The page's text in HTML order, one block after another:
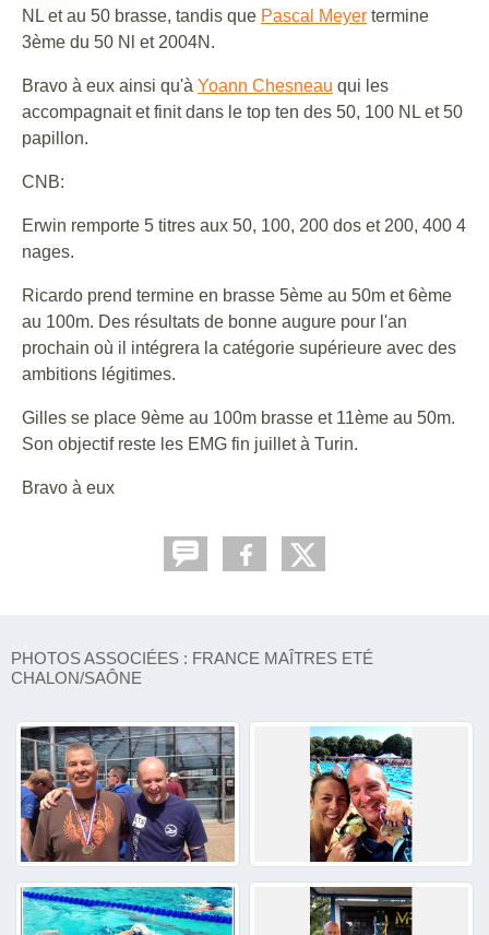
NL et au 50 brasse, tandis que Pascal Meyer termine
3ème du 50 Nl et 2004N.
Bravo à eux ainsi qu'à Yoann Chesneau qui les
accompagnait et finit dans le top ten des 50, 100 NL et 50
papillon.
CNB:
Erwin remporte 5 titres aux 50, 100, 200 dos et 200, 400 4
nages.
Ricardo prend termine en brasse 5ème au 50m et 6ème
au 100m. Des résultats de bonne augure pour l'an
prochain où il intégrera la catégorie supérieure avec des
ambitions légitimes.
Gilles se place 9ème au 100m brasse et 11ème au 50m.
Son objectif reste les EMG fin juillet à Turin.
Bravo à eux
PHOTOS ASSOCIÉES : FRANCE MAÎTRES ETÉ
CHALON/SAÔNE